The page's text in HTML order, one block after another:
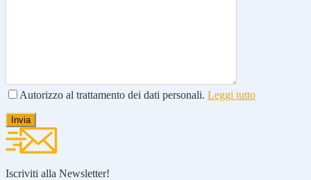
Autorizzo al trattamento dei dati personali. Leggi tutto
Iscriviti alla Newsletter!